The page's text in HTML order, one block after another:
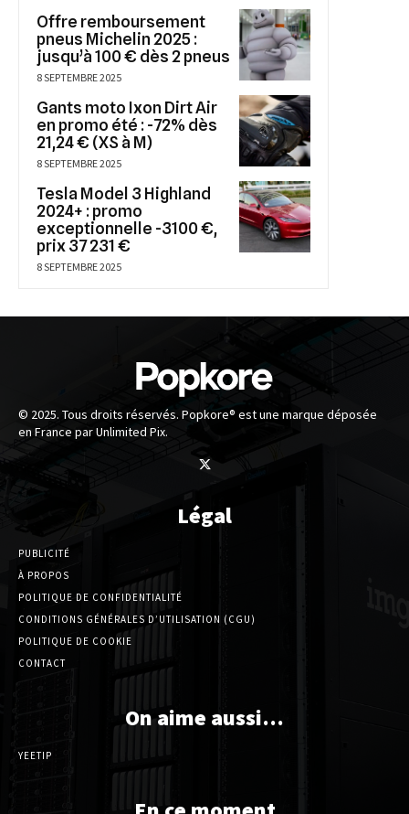
Offre remboursement
pneus Michelin 2025 :
jusqu’à 100 € dès 2 pneus
8 SEPTEMBRE 2025
Gants moto Ixon Dirt Air
en promo été : -72% dès
21,24 € (XS à M)
8 SEPTEMBRE 2025
Tesla Model 3 Highland
2024+ : promo
exceptionnelle -3100 €,
prix 37 231 €
8 SEPTEMBRE 2025
© 2025. Tous droits réservés. Popkore® est une marque déposée
en France par Unlimited Pix.
Légal
PUBLICITÉ
À PROPOS
POLITIQUE DE CONFIDENTIALITÉ
CONDITIONS GÉNÉRALES D’UTILISATION (CGU)
POLITIQUE DE COOKIE
CONTACT
On aime aussi…
YEETIP